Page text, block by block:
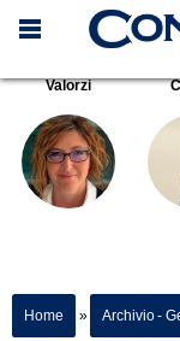
Valorzi
Home » Archivio -